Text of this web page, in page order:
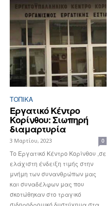
ΤΟΠΙΚΑ
Εργατικό Κέντρο
Κορίνθου: Σιωπηρή
διαμαρτυρία
3 Μαρτίου, 2023 0
Το Εργατικό Κέντρο Κορίνθου ,σε
ελάχιστη ένδειξη τιμής στην
μνήμη των συνανθρώπων μας
και συναδέλφων μας που
σκοτώθηκαν στο τραγικό
σιδηροδρομικό δυστύχημα στα...